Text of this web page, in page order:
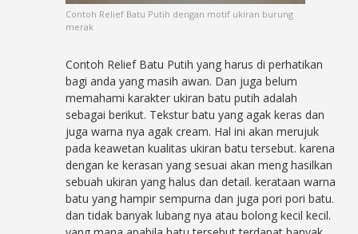
Contoh Relief Batu Putih dengan motif ukiran burung
merak
Contoh Relief Batu Putih yang harus di perhatikan
bagi anda yang masih awan. Dan juga belum
memahami karakter ukiran batu putih adalah
sebagai berikut. Tekstur batu yang agak keras dan
juga warna nya agak cream. Hal ini akan merujuk
pada keawetan kualitas ukiran batu tersebut. karena
dengan ke kerasan yang sesuai akan meng hasilkan
sebuah ukiran yang halus dan detail. kerataan warna
batu yang hampir sempurna dan juga pori pori batu.
dan tidak banyak lubang nya atau bolong kecil kecil.